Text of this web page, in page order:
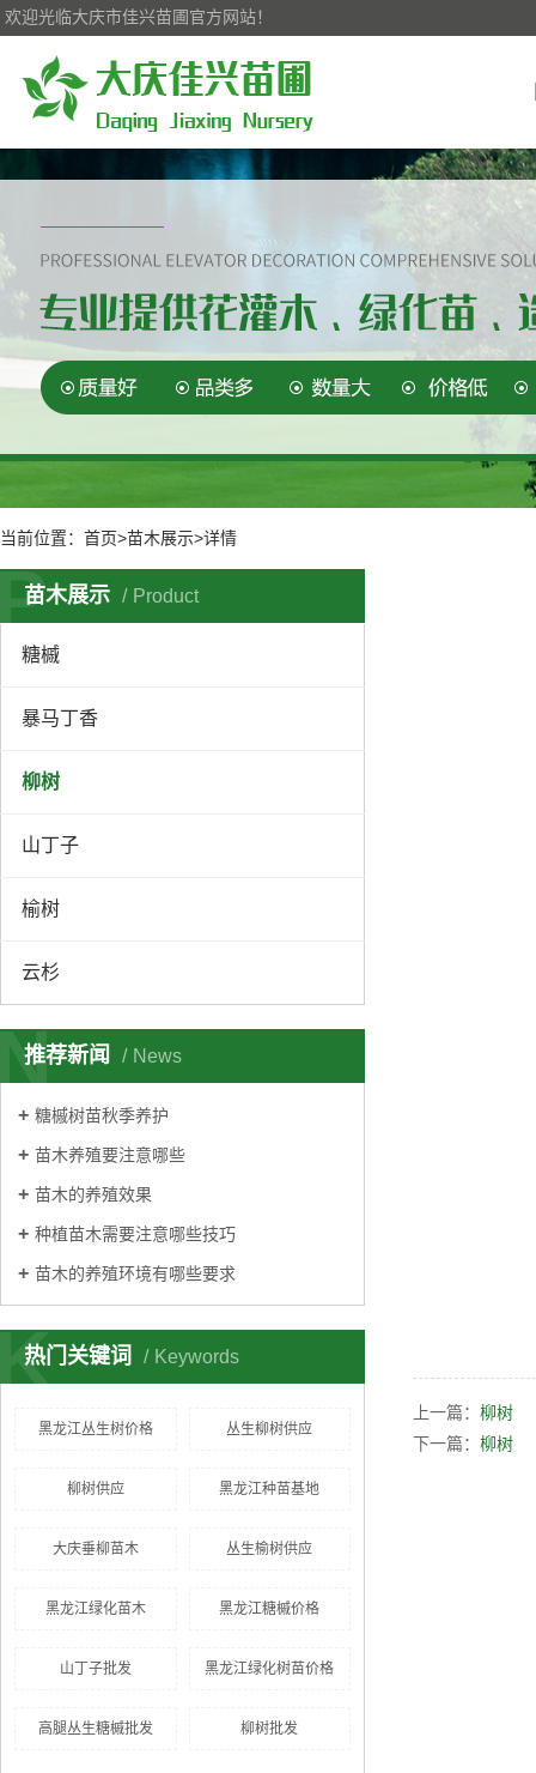
欢迎光临大庆市佳兴苗圃官方网站！
当前位置： 首页>苗木展示>详情
苗木展示 Product
糖槭
暴马丁香
柳树
山丁子
榆树
云杉
推荐新闻 News
糖槭树苗秋季养护
苗木养殖要注意哪些
苗木的养殖效果
种植苗木需要注意哪些技巧
苗木的养殖环境有哪些要求
热门关键词 Keywords
黑龙江丛生树价格 丛生柳树供应
柳树供应 黑龙江种苗基地
大庆垂柳苗木 丛生榆树供应
黑龙江绿化苗木 黑龙江糖槭价格
山丁子批发 黑龙江绿化树苗价格
高腿丛生糖槭批发 柳树批发
上一篇： 柳树
下一篇： 柳树